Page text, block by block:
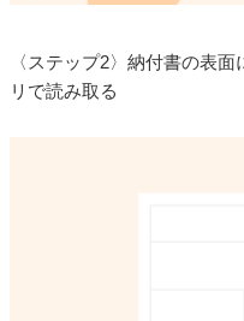
〈ステップ2〉納付書の表
リで読み取る